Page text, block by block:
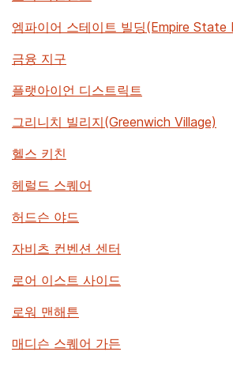
엠파이어 스테이트 빌딩(Empire State
금융 지구
플랫아이언 디스트릭트
그리니치 빌리지(Greenwich Village)
헬스 키친
헤럴드 스퀘어
허드슨 야드
자비츠 컨벤션 센터
로어 이스트 사이드
로워 맨해튼
매디슨 스퀘어 가든